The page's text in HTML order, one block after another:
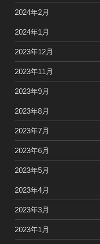
2024年2月
2024年1月
2023年12月
2023年11月
2023年9月
2023年8月
2023年7月
2023年6月
2023年5月
2023年4月
2023年3月
2023年1月